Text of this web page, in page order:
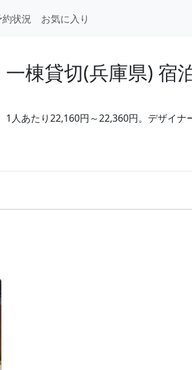
状況
お気に入り
棟貸切(兵庫県) 宿
人あたり22,160円～22,360円。デザイナ